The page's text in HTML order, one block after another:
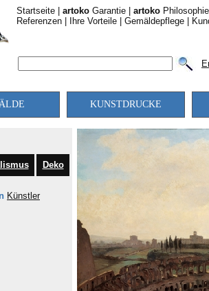
Startseite artoko Garantie artoko Philosophie
Referenzen
Ihre Vorteile Gemäldepflege
KUNSTDRUCKE
Deko
Künstler